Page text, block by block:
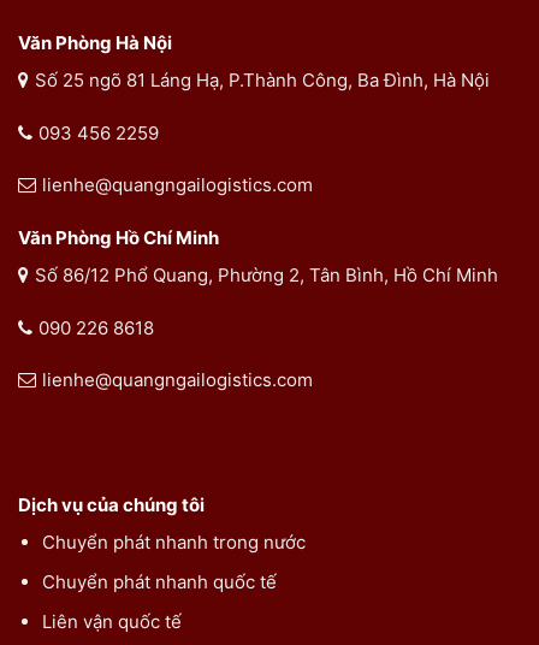
Văn Phòng Hà Nội
Số 25 ngõ 81 Láng Hạ, P.Thành Công, Ba Đình, Hà Nội
093 456 2259
lienhe@quangngailogistics.com
Văn Phòng Hồ Chí Minh
Số 86/12 Phổ Quang, Phường 2, Tân Bình, Hồ Chí Minh
090 226 8618
lienhe@quangngailogistics.com
Dịch vụ của chúng tôi
Chuyển phát nhanh trong nước
Chuyển phát nhanh quốc tế
Liên vận quốc tế